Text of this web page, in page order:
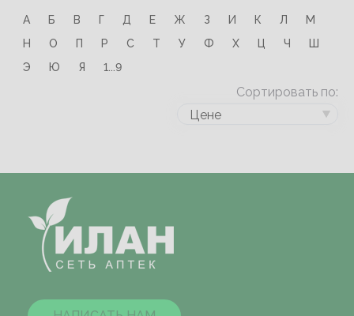
А Б В Г Д Е Ж З И К Л
М
Н
О П Р С Т У Ф Х Ц Ч
Ш
Э
Ю Я 1...9
Сортировать по:
Цене